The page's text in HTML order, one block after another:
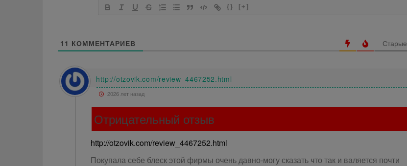
{} [+]
11 КОММЕНТАРИЕВ Старые
http://otzovik.com/review_4467252.html
2026 лет назад
Отрицательный отзыв
http://otzovik.com/review_4467252.html
Покупала себе блеск этой фирмы очень давно-могу сказать что так и валяется почти